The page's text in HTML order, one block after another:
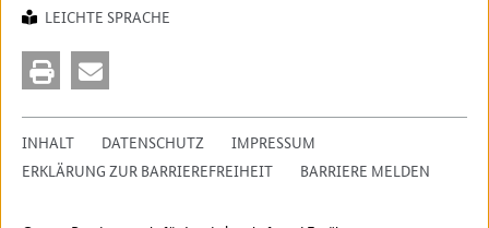
LEICHTE SPRACHE
INHALT DATENSCHUTZ
IMPRESSUM
ERKLÄRUNG ZUR BARRIEREFREIHEIT
BARRIERE MELDEN